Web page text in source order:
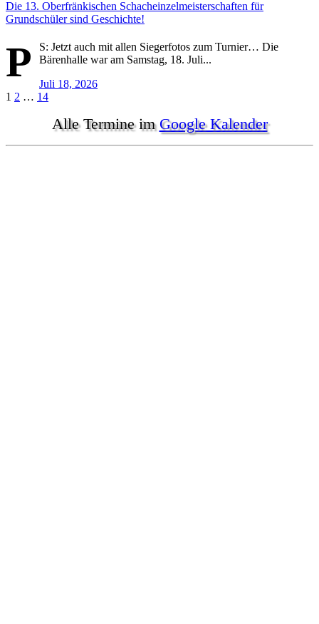
Die 13. Oberfränkischen Schacheinzelmeisterschaften für
Grundschüler sind Geschichte!
P
S: Jetzt auch mit allen Siegerfotos zum Turnier… Die
Bärenhalle war am Samstag, 18. Juli...
Juli 18, 2026
Seitennummerierung
Beiträge
1 2 … 14
Alle Termine im Google Kalender